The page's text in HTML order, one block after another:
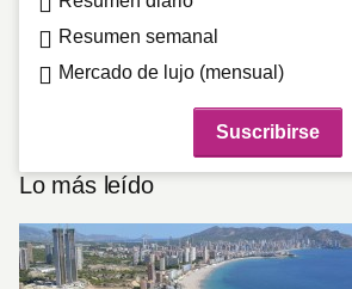
Resumen semanal
Mercado de lujo (mensual)
Lo más leído